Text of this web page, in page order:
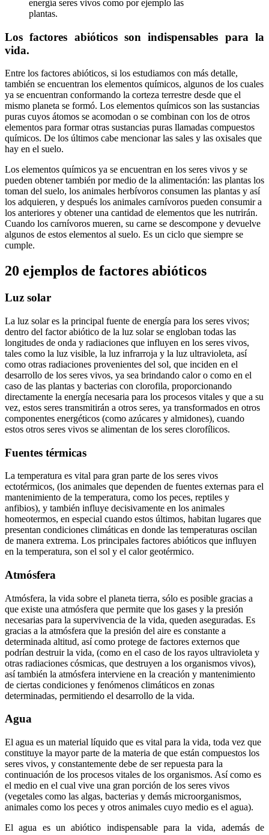
energía seres vivos como por ejemplo las
plantas.
Los factores abióticos son indispensables para la
vida.
Entre los factores abióticos, si los estudiamos con más detalle,
también se encuentran los elementos químicos, algunos de los cuales
ya se encuentran conformando la corteza terrestre desde que el
mismo planeta se formó. Los elementos químicos son las sustancias
puras cuyos átomos se acomodan o se combinan con los de otros
elementos para formar otras sustancias puras llamadas compuestos
químicos. De los últimos cabe mencionar las sales y las oxisales que
hay en el suelo.
Los elementos químicos ya se encuentran en los seres vivos y se
pueden obtener también por medio de la alimentación: las plantas los
toman del suelo, los animales herbívoros consumen las plantas y así
los adquieren, y después los animales carnívoros pueden consumir a
los anteriores y obtener una cantidad de elementos que les nutrirán.
Cuando los carnívoros mueren, su carne se descompone y devuelve
algunos de estos elementos al suelo. Es un ciclo que siempre se
cumple.
20 ejemplos de factores abióticos
Luz solar
La luz solar es la principal fuente de energía para los seres vivos;
dentro del factor abiótico de la luz solar se engloban todas las
longitudes de onda y radiaciones que influyen en los seres vivos,
tales como la luz visible, la luz infrarroja y la luz ultravioleta, así
como otras radiaciones provenientes del sol, que inciden en el
desarrollo de los seres vivos, ya sea brindando calor o como en el
caso de las plantas y bacterias con clorofila, proporcionando
directamente la energía necesaria para los procesos vitales y que a su
vez, estos seres transmitirán a otros seres, ya transformados en otros
componentes energéticos (como azúcares y almidones), cuando
estos otros seres vivos se alimentan de los seres clorofílicos.
Fuentes térmicas
La temperatura es vital para gran parte de los seres vivos
ectotérmicos, (los animales que dependen de fuentes externas para el
mantenimiento de la temperatura, como los peces, reptiles y
anfibios), y también influye decisivamente en los animales
homeotermos, en especial cuando estos últimos, habitan lugares que
presentan condiciones climáticas en donde las temperaturas oscilan
de manera extrema. Los principales factores abióticos que influyen
en la temperatura, son el sol y el calor geotérmico.
Atmósfera
Atmósfera, la vida sobre el planeta tierra, sólo es posible gracias a
que existe una atmósfera que permite que los gases y la presión
necesarias para la supervivencia de la vida, queden aseguradas. Es
gracias a la atmósfera que la presión del aire es constante a
determinada altitud, así como protege de factores externos que
podrían destruir la vida, (como en el caso de los rayos ultravioleta y
otras radiaciones cósmicas, que destruyen a los organismos vivos),
así también la atmósfera interviene en la creación y mantenimiento
de ciertas condiciones y fenómenos climáticos en zonas
determinadas, permitiendo el desarrollo de la vida.
Agua
El agua es un material líquido que es vital para la vida, toda vez que
constituye la mayor parte de la materia de que están compuestos los
seres vivos, y constantemente debe de ser repuesta para la
continuación de los procesos vitales de los organismos. Así como es
el medio en el cual vive una gran porción de los seres vivos
(vegetales como las algas, bacterias y demás microorganismos,
animales como los peces y otros animales cuyo medio es el agua).
El agua es un abiótico indispensable para la vida, además de